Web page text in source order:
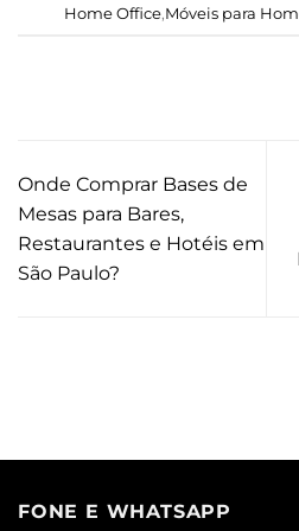
Home Office,Móveis para
Onde Comprar Bases de
Mesas para Bares,
Restaurantes e Hotéis em
São Paulo?
FONE E WHATSAPP